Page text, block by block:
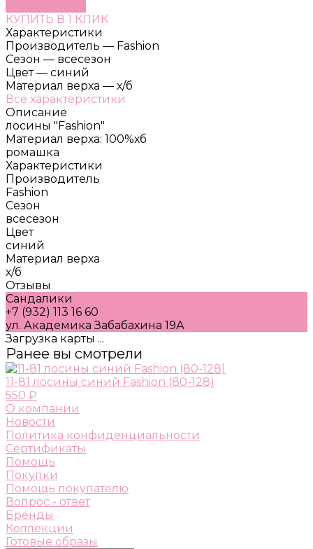
КУПИТЬ В 1 КЛИК
Характеристики
Производитель — Fashion
Сезон — всесезон
Цвет — синий
Материал верха — х/б
Все характеристики
Описание
лосины "Fashion"
Материал верха: 100%хб
ромашка
Характеристики
Производитель
Fashion
Сезон
всесезон
Цвет
синий
Материал верха
х/б
Отзывы
Сандалики
+7 (932) 113 16 60
ул. Академика Забабахина 19А
Загрузка карты ...
Ранее вы смотрели
11-81 лосины синий Fashion (80-128)
550 ₽
О компании
Новости
Политика конфиденциальности
Сертификаты
Помощь
Покупки
Помощь покупателю
Вопрос - ответ
Бренды
Коллекции
Готовые образы